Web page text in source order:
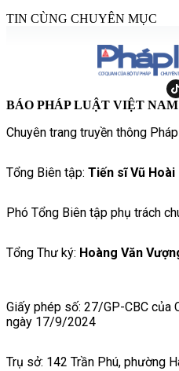
TIN CÙNG CHUYÊN MỤC
BÁO PHÁP LUẬT VIỆT NAM
Chuyên trang truyền thông
Tổng Biên tập: Tiến sĩ Vũ Hoài
Phó Tổng Biên tập phụ trách
Tổng Thư ký: Hoàng Văn
Giấy phép số: 27/GP-CBC của
ngày 17/9/2024
Trụ sở: 142 Trần Phú, phường